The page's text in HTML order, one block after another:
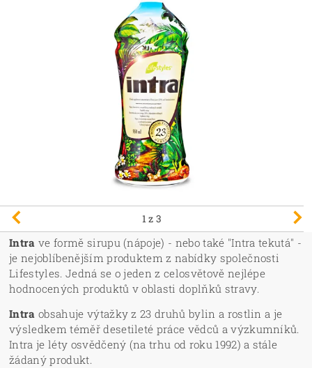
1z 3
Intra ve formě sirupu (nápoje) - nebo také "Intra tekutá" -
je nejoblíbenějším produktem z nabídky společnosti
Lifestyles. Jedná se o jeden z celosvětově nejlépe
hodnocených produktů v oblasti doplňků stravy.
Intra obsahuje výtažky z 23 druhů bylin a rostlin a je
výsledkem téměř desetileté práce vědců a výzkumníků.
Intra je léty osvědčený (na trhu od roku 1992) a stále
žádaný produkt.